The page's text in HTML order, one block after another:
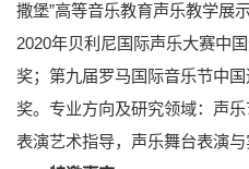
撒堡”高等音乐教育声乐教学展
2020年贝利尼国际声乐大赛中
奖；第九届罗马国际音乐节中
奖。专业方向及研究领域：声
表演艺术指导，声乐舞台表演与